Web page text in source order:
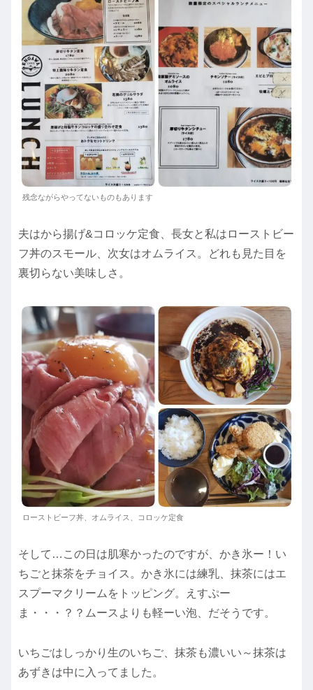
残念ながらやってないものもあります
夫はから揚げ&コロッケ定食、長女と私はローストビー
フ丼のスモール、次女はオムライス。どれも見た目を
裏切らない美味しさ。
ローストビーフ丼、オムライス、コロッケ定食
そして…この日は肌寒かったのですが、かき氷ー！い
ちごと抹茶をチョイス。かき氷には練乳、抹茶にはエ
スプーマクリームをトッピング。えすぷー
ま・・・？？ムースよりも軽ーい泡、だそうです。
いちごはしっかり生のいちご、抹茶も濃いい～抹茶は
あずきは中に入ってました。